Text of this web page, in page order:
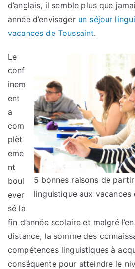
d’anglais, il semble plus que
année d’envisager un séjour
vacances de Toussaint.
5 bonnes raisons de
linguistique aux vacances
Le
conf
inem
ent
a
com
plèt
eme
nt
boul
ever
sé la
fin d’année scolaire et malgré
distance, la somme des
compétences linguistiques à
conséquente pour atteindre le